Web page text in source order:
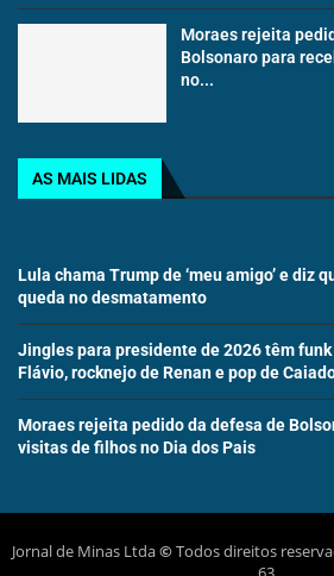
Moraes rejeita
Bolsonaro para
no...
AS MAIS LIDAS
Lula chama Trump de ‘meu amigo’ e diz
queda no desmatamento
Jingles para presidente de 2026 têm
Flávio, rocknejo de Renan e pop de
Moraes rejeita pedido da defesa de
visitas de filhos no Dia dos Pais
Jornal de Minas Ltda©Todos direitos